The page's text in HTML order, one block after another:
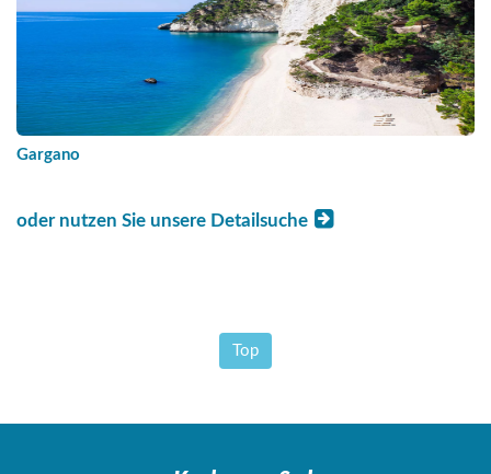
Gargano
oder nutzen Sie unsere Detailsuche
Top